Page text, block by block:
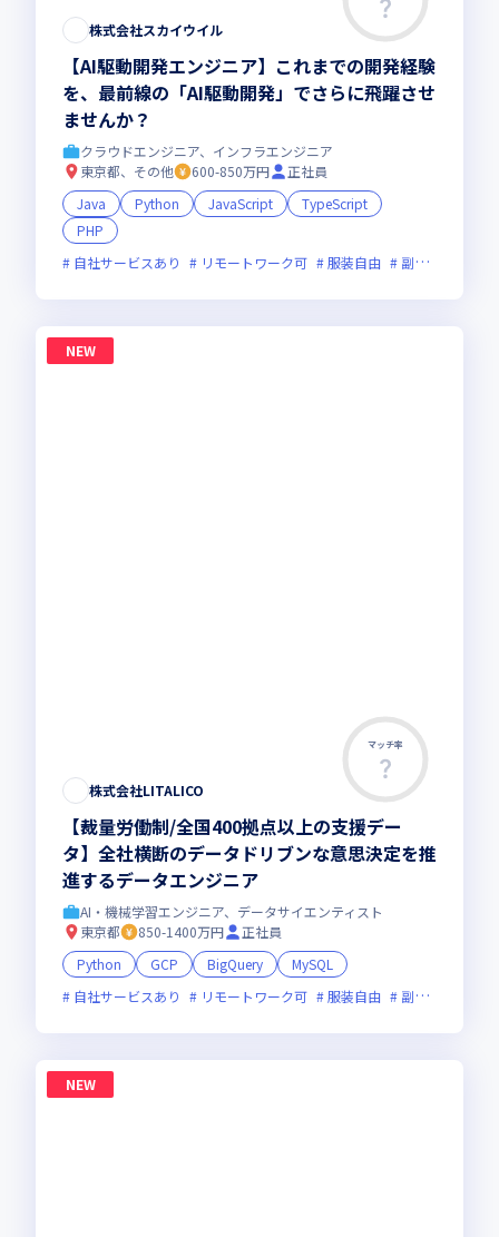
株式会社スカイウイル
【AI駆動開発エンジニア】これまでの開発経験
を、最前線の「AI駆動開発」でさらに飛躍させ
ませんか？
クラウドエンジニア、インフラエンジニア
東京都、その他
600-850万円
正社員
Java
Python JavaScript
TypeScript
PHP
自社サービスあり
リモートワーク可 服装自由 副業可
NEW
マッチ率
株式会社LITALICO
【裁量労働制/全国400拠点以上の支援デー
タ】全社横断のデータドリブンな意思決定を推
進するデータエンジニア
AI・機械学習エンジニア、データサイエンティスト
東京都
850-1400万円
正社員
Python
GCP BigQuery
MySQL
自社サービスあり
リモートワーク可 服装自由 副業可
NEW